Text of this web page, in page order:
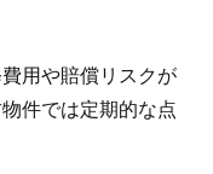
用や賠償リスクが
件では定期的な点